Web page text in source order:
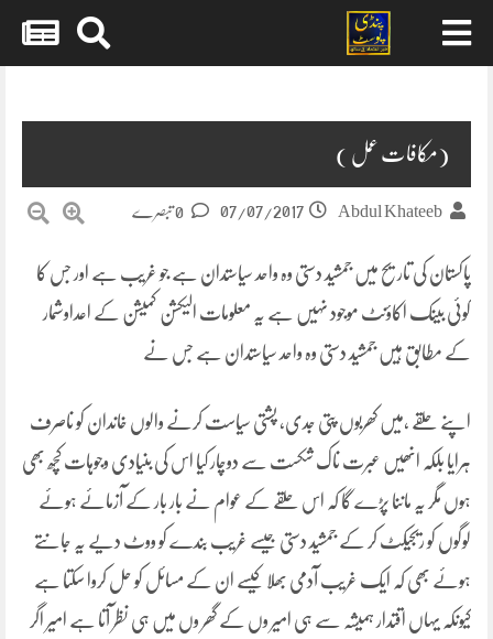
(مکافات عمل )
Abdul Khateeb
07/07/2017
پاکستان کی تاریح میں جمشید دستی وہ واحد سیاستدان ہے جو غریب ہے اور جس کا
کوئی بینک اکاؤنٹ موجود نہیں ہے یہ معلومات الیکشن کمیشن کے اعداوشمار
کے مطابق ہیں جمشید دستی وہ واحد سیاستدان ہے جس نے
اپنے حلقے ،میں کھربوں پتی جدی، پشتی سیاست کرنے والوں خاندان کو ناصرف
ہرایا بلکہ انھیں عبرت ناک شکست سے دوچار کیا اس کی بنیادی وجوہات کچھ بھی
ہوں مگر یہ ماننا پڑے گا کہ اس حلقے کے عوام نے بار بار کے آزمائے ہوئے
لوگوں کو ریجیکٹ کر کے جمشید دستی جیسے غریب بندے کو ووٹ دیے یہ جانتے
ہوئے بھی کہ ایک غریب آدمی بھلا کیسے ان کے مسائل کو حل کروا سکتا ہے
کیونکہ یہاں اقتدار ہمیشہ سے ہی امیر وں کے گھر وں میں ہی نظر آتا ہے امیر اگر